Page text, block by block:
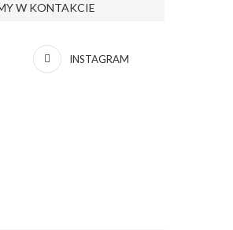
W KONTAKCIE
INSTAGRAM